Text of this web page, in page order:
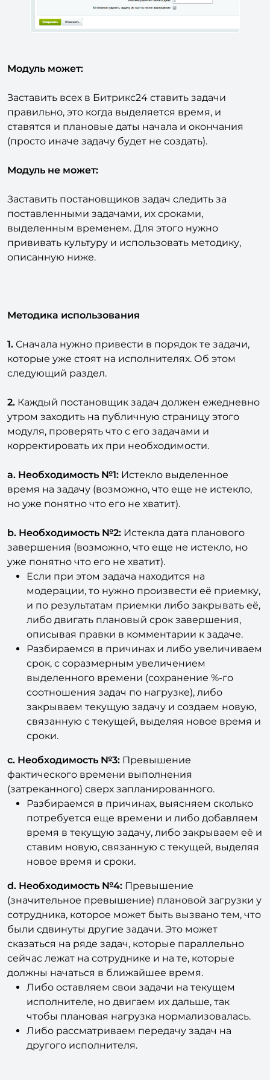
Модуль может:
Заставить всех в Битрикс24 ставить задачи
правильно, это когда выделяется время, и
ставятся и плановые даты начала и окончания
(просто иначе задачу будет не создать).
Модуль не может:
Заставить постановщиков задач следить за
поставленными задачами, их сроками,
выделенным временем. Для этого нужно
прививать культуру и использовать методику,
описанную ниже.
Методика использования
1. Сначала нужно привести в порядок те задачи,
которые уже стоят на исполнителях. Об этом
следующий раздел.
2. Каждый постановщик задач должен ежедневно
утром заходить на публичную страницу этого
модуля, проверять что с его задачами и
корректировать их при необходимости.
a. Необходимость №1: Истекло выделенное
время на задачу (возможно, что еще не истекло,
но уже понятно что его не хватит).
b. Необходимость №2: Истекла дата планового
завершения (возможно, что еще не истекло, но
уже понятно что его не хватит).
Если при этом задача находится на
модерации, то нужно произвести её приемку,
и по результатам приемки либо закрывать её,
либо двигать плановый срок завершения,
описывая правки в комментарии к задаче.
Разбираемся в причинах и либо увеличиваем
срок, с соразмерным увеличением
выделенного времени (сохранение %-го
соотношения задач по нагрузке), либо
закрываем текущую задачу и создаем новую,
связанную с текущей, выделяя новое время и
сроки.
c. Необходимость №3: Превышение
фактического времени выполнения
(затреканного) сверх запланированного.
Разбираемся в причинах, выясняем сколько
потребуется еще времени и либо добавляем
время в текущую задачу, либо закрываем её и
ставим новую, связанную с текущей, выделяя
новое время и сроки.
d. Необходимость №4: Превышение
(значительное превышение) плановой загрузки у
сотрудника, которое может быть вызвано тем, что
были сдвинуты другие задачи. Это может
сказаться на ряде задач, которые параллельно
сейчас лежат на сотруднике и на те, которые
должны начаться в ближайшее время.
Либо оставляем свои задачи на текущем
исполнителе, но двигаем их дальше, так
чтобы плановая нагрузка нормализовалась.
Либо рассматриваем передачу задач на
другого исполнителя.